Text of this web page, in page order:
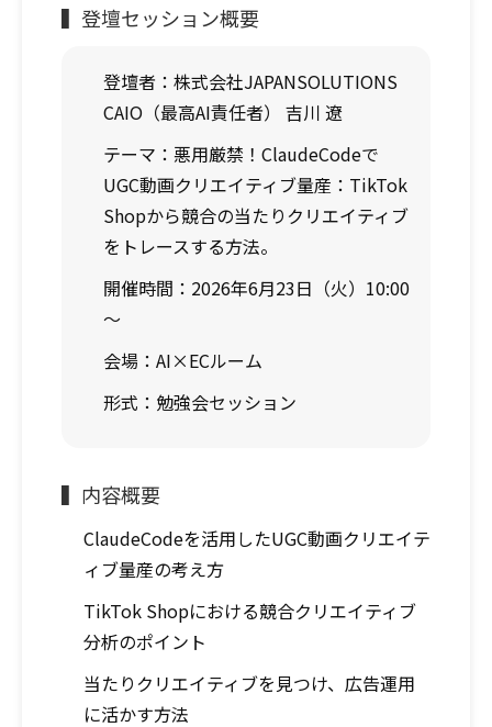
▍登壇セッション概要
登壇者：株式会社JAPANSOLUTIONS
CAIO（最高AI責任者） 吉川 遼
テーマ：悪用厳禁！ClaudeCodeで
UGC動画クリエイティブ量産：TikTok
Shopから競合の当たりクリエイティブ
をトレースする方法。
開催時間：2026年6月23日（火）10:00
～
会場：AI×ECルーム
形式：勉強会セッション
▍内容概要
ClaudeCodeを活用したUGC動画クリエイテ
ィブ量産の考え方
TikTok Shopにおける競合クリエイティブ
分析のポイント
当たりクリエイティブを見つけ、広告運用
に活かす方法